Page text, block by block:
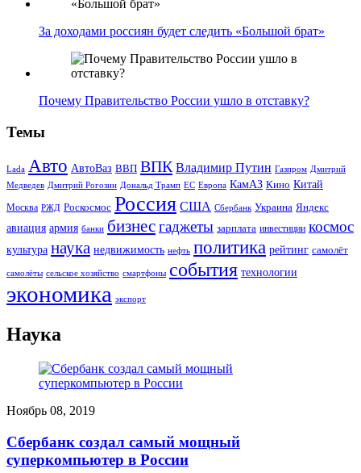
За доходами россиян будет следить «Большой брат»
Почему Правительство России ушло в отставку?
Темы
Lada Авто АвтоВаз ВВП ВПК Владимир Путин Газпром Дмитрий
Медведев Дмитрий Рогозин Дональд Трамп ЕС Европа КамАЗ Кино Китай
Москва РЖД Роскосмос Россия США Сбербанк Украина Яндекс
авиация армия банки бизнесгаджеты зарплата инвестиции космос
культура наука недвижимость нефть политика рейтинг самолёт
самолёты сельское хозяйство смартфоны события технологии
экономика экспорт
Наука
Ноябрь 08, 2019
Сбербанк создал самый мощный
суперкомпьютер в России